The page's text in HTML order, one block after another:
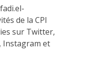
de la CPI
sur Twitter,
Instagram et